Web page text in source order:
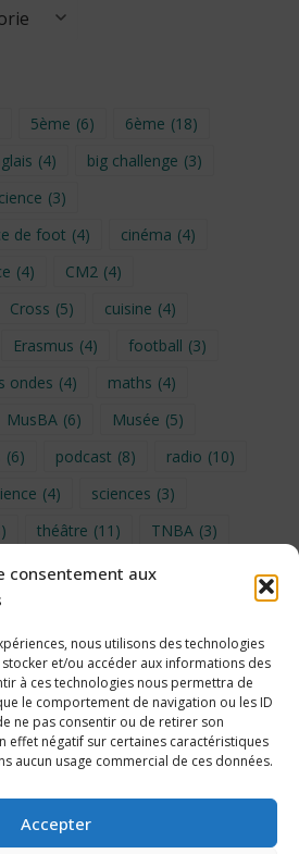
consentement aux
nous utilisons des technologies
et/ou accéder aux informations des
à ces technologies nous permettra de
le comportement de navigation ou les ID
ne pas consentir ou de retirer son
effet négatif sur certaines caractéristiques
aucun usage commercial de ces données.
Accepter
5ème (6) 6ème (18)
(4) big challenge (3)
(3)
de foot (4) cinéma (4)
(4) CM2 (4)
Cross (5) cuisine (4)
Erasmus (4) football (3)
ondes (4) maths (4)
MusBA (6) Musée (5)
(6) podcast (8) radio (10)
(4) sciences (3)
théâtre (11) TNBA (3)
upe2a (7) vidéo
provence 2026
(4) Wahid Chakib (4)
de cookies